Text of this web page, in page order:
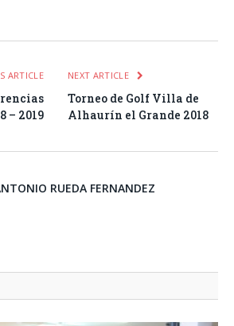
ARTICLE
– 2019
NEXT ARTICLE
Torneo de Golf Villa de
Alhaurín el Grande 2018
RUEDA FERNANDEZ